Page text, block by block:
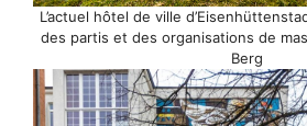
L’actuel hôtel de ville
des partis et des organisations de
Berg